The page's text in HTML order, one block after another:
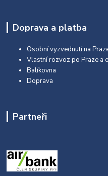
Doprava a platba
Osobní vyzvednutí na
Vlastní rozvoz po Praze a
Balíkovna
Doprava
Partneři